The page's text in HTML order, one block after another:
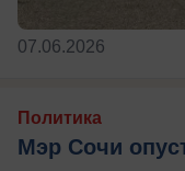
07.06.2026
Политика
Мэр Сочи